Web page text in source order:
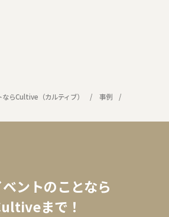
らCultive（カルティブ）
事例
ントのことなら
まで！